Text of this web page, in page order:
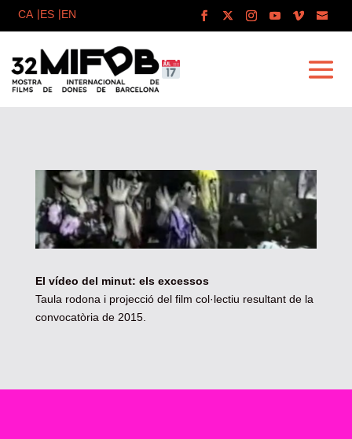
El vídeo del minut: els excessos
Taula rodona i projecció del film col·lectiu resultant de la
convocatòria de 2015.